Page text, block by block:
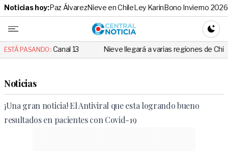
Noticias hoy:Paz ÁlvarezNieve en ChileLey KarinBono Invierno 2026
Central
ESTÁ PASANDO:
Canal 13 Nieve llegará a varias regiones de Chile: Revisa si la
Noticias
¡Una gran noticia! El Antiviral que esta logrando bueno
resultados en pacientes con Covid-19